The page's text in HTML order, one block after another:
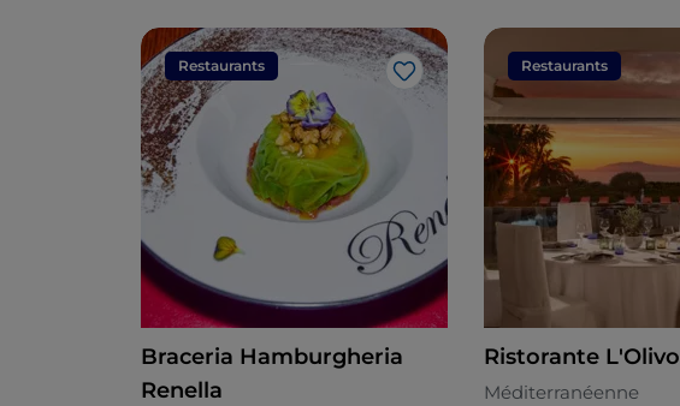
Restaurants
J’aime
Braceria Hamburgheria
Renella
Restaurants
Ristorante L'Olivo
Méditerranéenne